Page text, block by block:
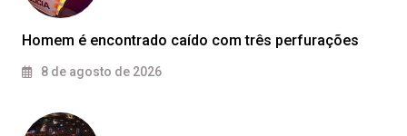
Homem é encontrado caído com três perfurações
8 de agosto de 2026